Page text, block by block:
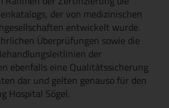
der von medizinischen
entwickelt wurde.
Überprüfungen sowie die
der
ebenfalls eine Qualitätssicherung
dar und gelten genauso für den
Hospital Sögel.